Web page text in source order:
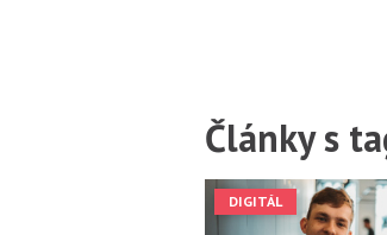
Články s
DIGITÁL